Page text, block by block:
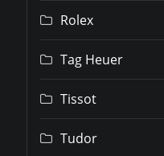
Rolex
Tag Heuer
Tissot
Tudor